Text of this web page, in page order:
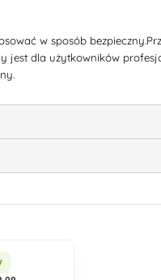
w sposób
jest dla użytkowników